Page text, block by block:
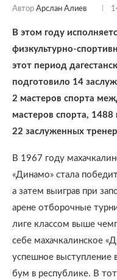
Автор Арслан Алиев
В этом году
физкультурно-
этот период
подготовило 14
2 мастеров спорта
мастеров спорта, 1488
22 заслуженных
В 1967 году
«Динамо» стала
а затем выиграв при
арене отборочные
лиге классом выше
себе махачкалинское
успешное выступление
бум в республике. В